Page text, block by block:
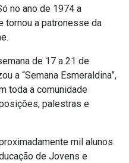
no ano de 1974 a
tornou a patronesse da
de 17 a 21 de
a “Semana Esmeraldina”,
toda a comunidade
palestras e
mil alunos
de Jovens e